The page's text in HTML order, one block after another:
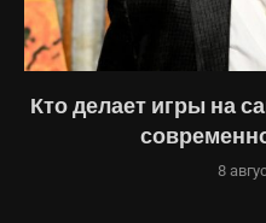
Кто делает игры на
8